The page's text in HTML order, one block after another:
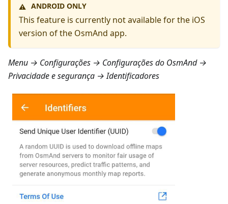
⚠️ ANDROID ONLY
This feature is currently not available for the iOS
version of the OsmAnd app.
Menu → Configurações → Configurações do OsmAnd →
Privacidade e segurança → Identificadores